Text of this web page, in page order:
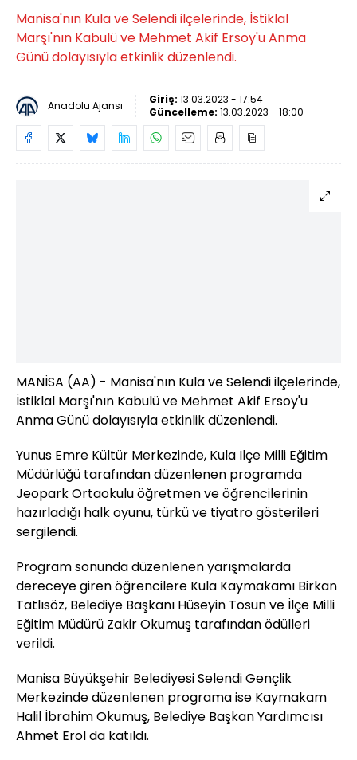
Manisa'nın Kula ve Selendi ilçelerinde, İstiklal
Marşı'nın Kabulü ve Mehmet Akif Ersoy'u Anma
Günü dolayısıyla etkinlik düzenlendi.
Anadolu Ajansı Giriş: 13.03.2023 - 17:54
Güncelleme: 13.03.2023 - 18:00
MANİSA (AA) - Manisa'nın Kula ve Selendi ilçelerinde,
İstiklal Marşı'nın Kabulü ve Mehmet Akif Ersoy'u
Anma Günü dolayısıyla etkinlik düzenlendi.
Yunus Emre Kültür Merkezinde, Kula İlçe Milli Eğitim
Müdürlüğü tarafından düzenlenen programda
Jeopark Ortaokulu öğretmen ve öğrencilerinin
hazırladığı halk oyunu, türkü ve tiyatro gösterileri
sergilendi.
Program sonunda düzenlenen yarışmalarda
dereceye giren öğrencilere Kula Kaymakamı Birkan
Tatlısöz, Belediye Başkanı Hüseyin Tosun ve İlçe Milli
Eğitim Müdürü Zakir Okumuş tarafından ödülleri
verildi.
Manisa Büyükşehir Belediyesi Selendi Gençlik
Merkezinde düzenlenen programa ise Kaymakam
Halil İbrahim Okumuş, Belediye Başkan Yardımcısı
Ahmet Erol da katıldı.